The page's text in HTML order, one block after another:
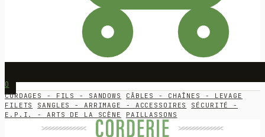
0
CORDAGES - FILS - SANDOWS
CÂBLES - CHAÎNES - LEVAGE
FILETS
SANGLES - ARRIMAGE - ACCESSOIRES
SÉCURITÉ -
E.P.I. - ARTS DE LA SCÈNE
PAILLASSONS